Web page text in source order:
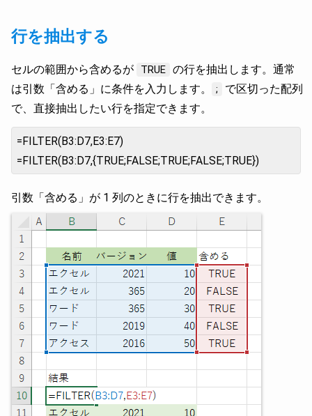
行を抽出する
セルの範囲から含めるが TRUE の行を抽出します。通常
は引数「含める」に条件を入力します。
;
で区切った配列
で、直接抽出したい行を指定できます。
=FILTER(B3:D7,E3:E7)
=FILTER(B3:D7,{TRUE;FALSE;TRUE;FALSE;TRUE})
引数「含める」が 1 列のときに行を抽出できます。